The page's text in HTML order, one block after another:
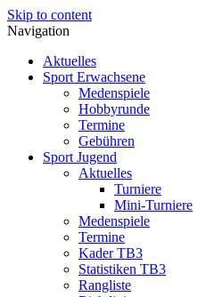
Skip to content
Navigation
Aktuelles
Sport Erwachsene
Medenspiele
Hobbyrunde
Termine
Gebühren
Sport Jugend
Aktuelles
Turniere
Mini-Turniere
Medenspiele
Termine
Kader TB3
Statistiken TB3
Rangliste